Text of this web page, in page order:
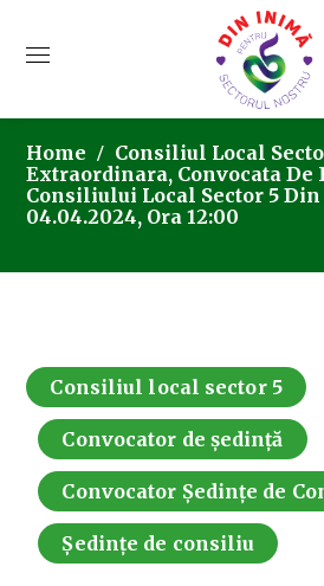
Home Consiliul Local
Extraordinara, Convocata De
Consiliului Local Sector 5 Din
04.04.2024, Ora 12:00
Consiliul local sector 5
Convocator de ședință
Convocator Ședințe de
Ședințe de consiliu